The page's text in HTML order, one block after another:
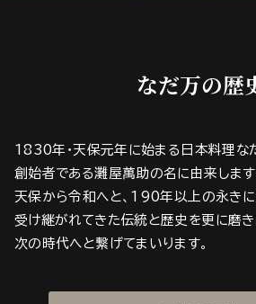
なだ万の歴
1830年・天保元年に始まる日本料理な
創始者である灘屋萬助の名に由来します
天保から令和へと、190年以上の永きに
受け継がれてきた伝統と歴史を更に磨き
次の時代へと繋げてまいります。